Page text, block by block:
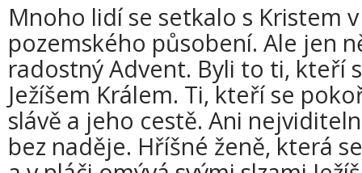
Mnoho lidí se setkalo s Kristem
pozemského působení. Ale jen
radostný Advent. Byli to ti, kteří
Ježíšem Králem. Ti, kteří se
slávě a jeho cestě. Ani
bez naděje. Hříšné ženě, která